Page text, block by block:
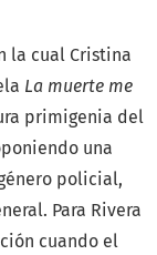
la cual Cristina
La muerte me
primigenia del
una
policial,
Para Rivera
cuando el